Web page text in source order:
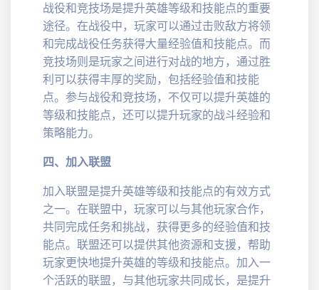
战役和竞技场是提升英雄等级和技能点的重要
途径。在战役中，玩家可以通过击败敌方将领
和完成战役任务获得大量经验值和技能点。而
竞技场则是玩家之间进行对战的地方，通过胜
利可以获得丰厚的奖励，包括经验值和技能
点。参与战役和竞技场，不仅可以提升英雄的
等级和技能点，还可以提升玩家的战斗经验和
策略能力。
四、加入联盟
加入联盟是提升英雄等级和技能点的有效方式
之一。在联盟中，玩家可以与其他玩家合作，
共同完成任务和挑战，获得更多的经验值和技
能点。联盟还可以提供其他资源和支援，帮助
玩家更快地提升英雄的等级和技能点。加入一
个活跃的联盟，与其他玩家共同成长，是提升